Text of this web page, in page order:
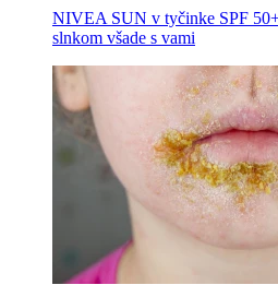
NIVEA SUN v tyčinke SPF
slnkom všade s vami